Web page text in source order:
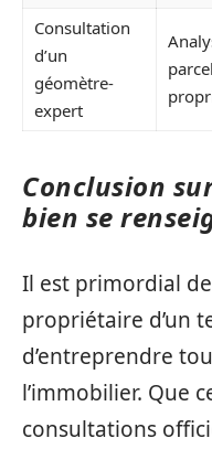
Consultation
d’un
géomètre-
expert
Conclusion
bien se
Il est primordial
propriétaire d’un
d’entreprendre
l’immobilier. Que
consultations